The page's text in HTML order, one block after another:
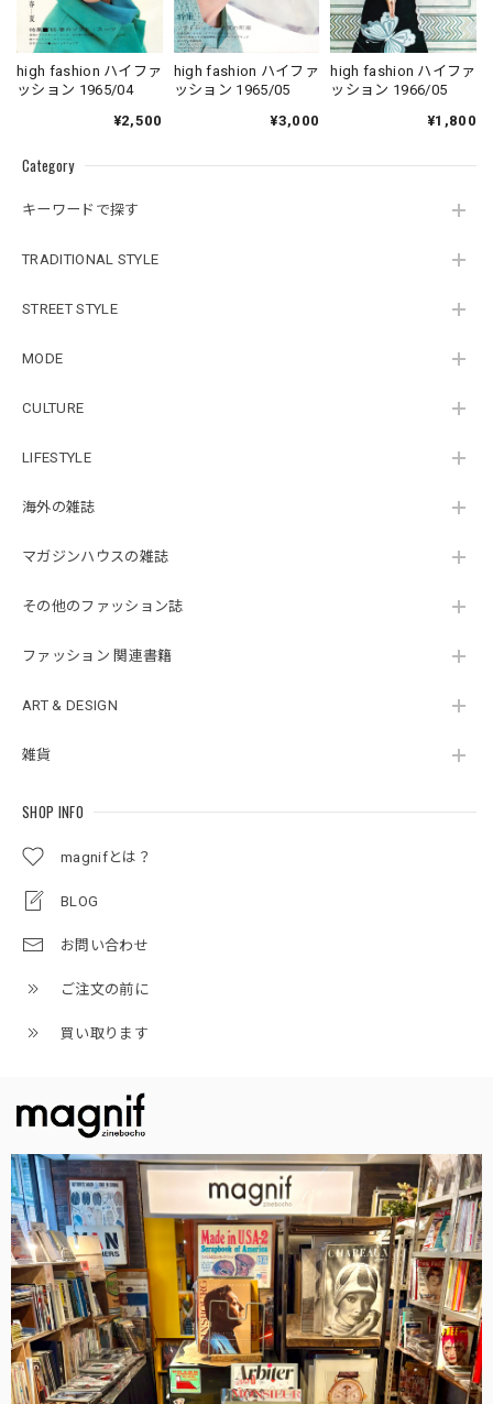
Category
キーワードで探す
TRADITIONAL STYLE
STREET STYLE
MODE
CULTURE
LIFESTYLE
海外の雑誌
マガジンハウスの雑誌
その他のファッション誌
ファッション 関連書籍
ART & DESIGN
雑貨
SHOP INFO
magnifとは？
BLOG
お問い合わせ
ご注文の前に
買い取ります
high fashion ハイファ
ッション 1965/04
¥2,500
high fashion ハイファ
ッション 1965/05
¥3,000
high fashion ハイファ
ッション 1966/05
¥1,800